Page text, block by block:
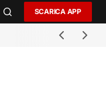
SCARICA APP